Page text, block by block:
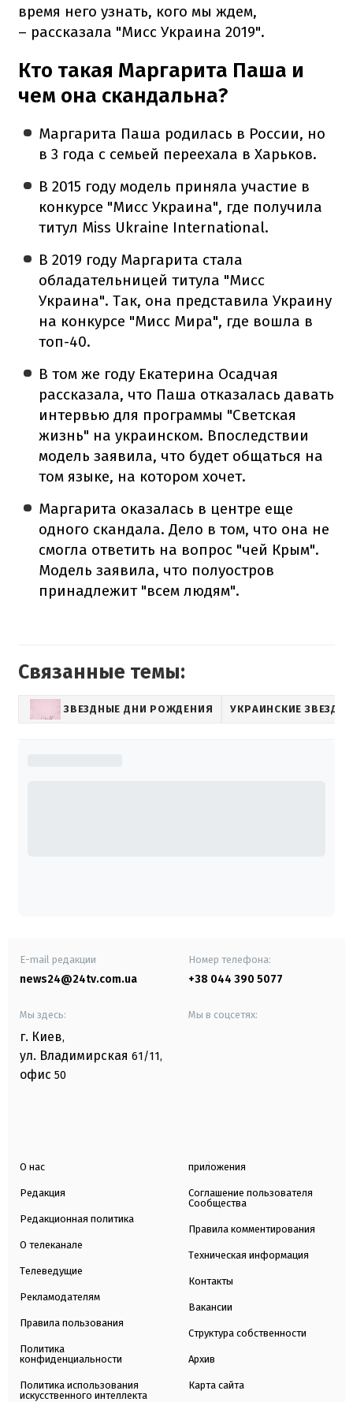
время него узнать, кого мы ждем,
– рассказала "Мисс Украина 2019".
Кто такая Маргарита Паша и
чем она скандальна?
Маргарита Паша родилась в России, но
в 3 года с семьей переехала в Харьков.
В 2015 году модель приняла участие в
конкурсе "Мисс Украина", где получила
титул Miss Ukraine International.
В 2019 году Маргарита стала
обладательницей титула "Мисс
Украина". Так, она представила Украину
на конкурсе "Мисс Мира", где вошла в
топ-40.
В том же году Екатерина Осадчая
рассказала, что Паша отказалась давать
интервью для программы "Светская
жизнь" на украинском. Впоследствии
модель заявила, что будет общаться на
том языке, на котором хочет.
Маргарита оказалась в центре еще
одного скандала. Дело в том, что она не
смогла ответить на вопрос "чей Крым".
Модель заявила, что полуостров
принадлежит "всем людям".
Связанные темы:
ЗВЕЗДНЫЕ ДНИ РОЖДЕНИЯ УКРАИНСКИЕ ЗВЕЗДЫ
E-mail редакции
news24@24tv.com.ua
Номер телефона:
+38 044 390 5077
Мы здесь:
г. Киев,
ул. Владимирская 61/11,
офис 50
Мы в соцсетях:
О нас
Редакция
Редакционная политика
О телеканале
Телеведущие
Рекламодателям
Правила пользования
Политика
конфиденциальности
Политика использования
искусственного интеллекта
приложения
Соглашение пользователя
Сообщества
Правила комментирования
Техническая информация
Контакты
Вакансии
Структура собственности
Архив
Карта сайта